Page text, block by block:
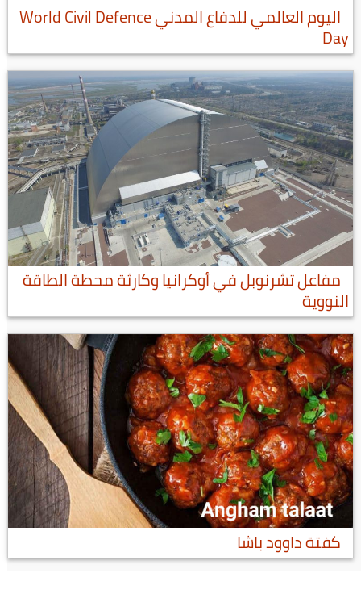
اليوم العالمي للدفاع المدني World Civil Defence
Day
مفاعل تشرنوبل في أوكرانيا وكارثة محطة الطاقة
النووية
كفتة داوود باشا